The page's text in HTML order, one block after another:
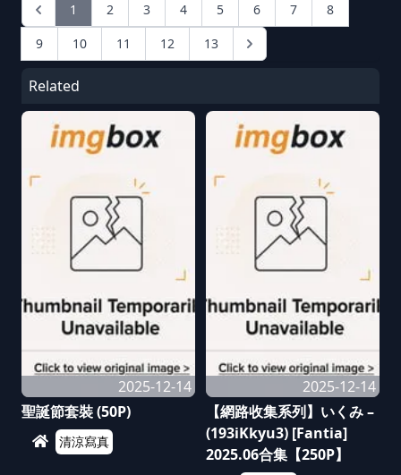
1 2 3 4 5 6 7
8
9
10 11 12 13
Related
2025-12-14
聖誕節套裝 (50P)
清涼寫真
2025-12-14
【網路收集系列】いくみ –
(193iKkyu3) [Fantia]
2025.06合集【250P】